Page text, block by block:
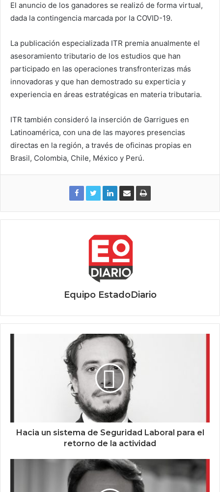
El anuncio de los ganadores se realizó de forma virtual,
dada la contingencia marcada por la COVID-19.
La publicación especializada ITR premia anualmente el
asesoramiento tributario de los estudios que han
participado en las operaciones transfronterizas más
innovadoras y que han demostrado su experticia y
experiencia en áreas estratégicas en materia tributaria.
ITR también consideró la inserción de Garrigues en
Latinoamérica, con una de las mayores presencias
directas en la región, a través de oficinas propias en
Brasil, Colombia, Chile, México y Perú.
Equipo EstadoDiario
Hacia un sistema de Seguridad Laboral para el
retorno de la actividad